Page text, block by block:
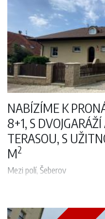
zajišťuje vynikající viditelnost.
Prahy, jen pár kroků od
výbornou vybavenost s
restaurací.
K dispozici od 01.02.2024. Pro
p. Dortcheva.
NABÍZÍME K
8+1, S
TERASOU, S
M2
Mezi polí, Šeberov
,
rozloze 611 m , v Praze 4 –